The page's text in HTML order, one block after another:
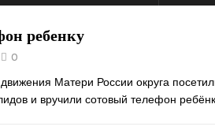
ребенку
0
Матери России округа
и вручили сотовый телефон